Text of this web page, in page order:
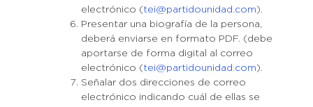
electrónico (tei@partidounidad.com).
Presentar una biografía de la persona,
deberá enviarse en formato PDF. (debe
aportarse de forma digital al correo
electrónico (tei@partidounidad.com).
Señalar dos direcciones de correo
electrónico indicando cuál de ellas se